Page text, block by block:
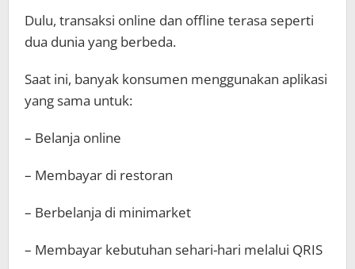
Dulu, transaksi online dan offline terasa seperti
dua dunia yang berbeda.
Saat ini, banyak konsumen menggunakan aplikasi
yang sama untuk:
– Belanja online
– Membayar di restoran
– Berbelanja di minimarket
– Membayar kebutuhan sehari-hari melalui QRIS